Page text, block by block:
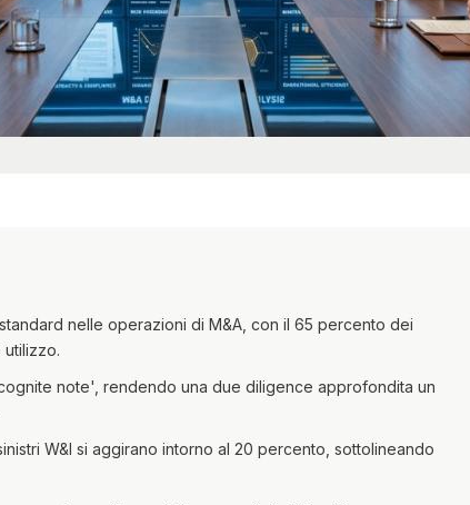
nelle operazioni di M&A, con il 65 percento dei
note', rendendo una due diligence approfondita un
W&I si aggirano intorno al 20 percento, sottolineando